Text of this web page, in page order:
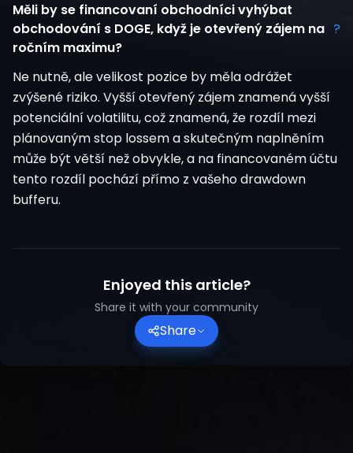
Měli by se financovaní obchodníci vyhýbat
obchodování s DOGE, když je otevřený zájem na
ročním maximu?
?
Ne nutně, ale velikost pozice by měla odrážet
zvýšené riziko. Vyšší otevřený zájem znamená vyšší
potenciální volatilitu, což znamená, že rozdíl mezi
plánovaným stop lossem a skutečným naplněním
může být větší než obvykle, a na financovaném účtu
tento rozdíl pochází přímo z vašeho drawdown
bufferu.
Enjoyed this article?
Share it with your community
Share